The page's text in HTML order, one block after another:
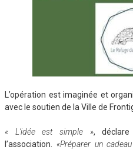
L’opération est imaginée et
avec le soutien de la Ville de
« L’idée est simple », déclare
l’association. «Préparer un